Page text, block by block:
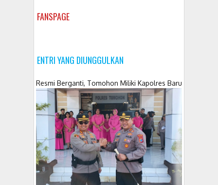
FANSPAGE
ENTRI YANG DIUNGGULKAN
Resmi Berganti, Tomohon Miliki Kapolres Baru